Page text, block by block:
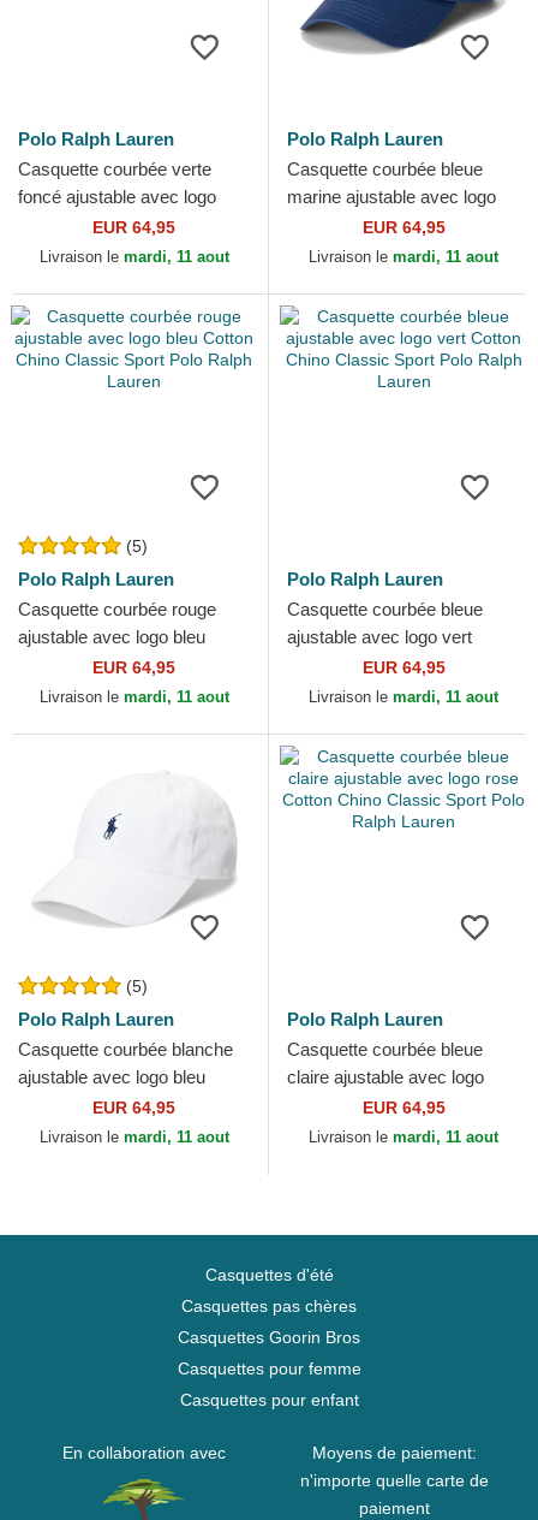
Polo Ralph Lauren
Casquette courbée verte
foncé ajustable avec logo
rouge Cotton Chino Classic
Sport Polo Ralph Lauren
EUR 64,95
Livraison le mardi, 11 aout
Polo Ralph Lauren
Casquette courbée bleue
marine ajustable avec logo
beige Cotton Chino Classic
Sport Polo Ralph...
EUR 64,95
Livraison le mardi, 11 aout
(5)
Polo Ralph Lauren
Casquette courbée rouge
ajustable avec logo bleu
Cotton Chino Classic Sport
Polo Ralph Lauren
EUR 64,95
Livraison le mardi, 11 aout
Polo Ralph Lauren
Casquette courbée bleue
ajustable avec logo vert
Cotton Chino Classic Sport
Polo Ralph Lauren
EUR 64,95
Livraison le mardi, 11 aout
(5)
Polo Ralph Lauren
Casquette courbée blanche
ajustable avec logo bleu
Cotton Chino Classic Sport
Polo Ralph Lauren
EUR 64,95
Livraison le mardi, 11 aout
Polo Ralph Lauren
Casquette courbée bleue
claire ajustable avec logo
rose Cotton Chino Classic
Sport Polo Ralph Lauren
EUR 64,95
Livraison le mardi, 11 aout
Casquettes d'été
Casquettes pas chères
Casquettes Goorin Bros
Casquettes pour femme
Casquettes pour enfant
En collaboration avec
Moyens de paiement:
n'importe quelle carte de
paiement